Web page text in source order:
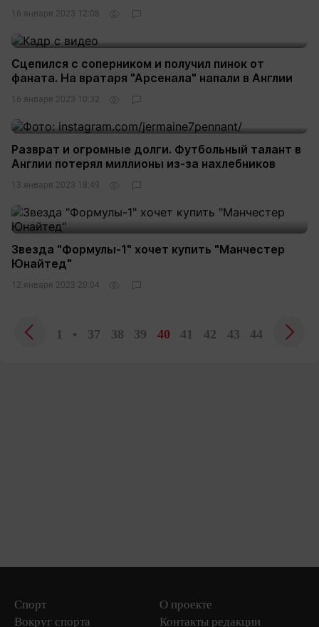
16 января 2023 12:08
Сцепился с соперником и получил пинок от
фаната. На вратаря "Арсенала" напали в Англии
16 января 2023 10:32
Разврат и огромные долги. Футбольный талант в
Англии потерял миллионы из-за нахлебников
13 января 2023 18:49
Звезда "Формулы-1" хочет купить "Манчестер
Юнайтед"
12 января 2023 20:04
1 • 37 38 39 40 41 42 43 44
Спорт
Вокруг спорта
О проекте
Контакты редакции